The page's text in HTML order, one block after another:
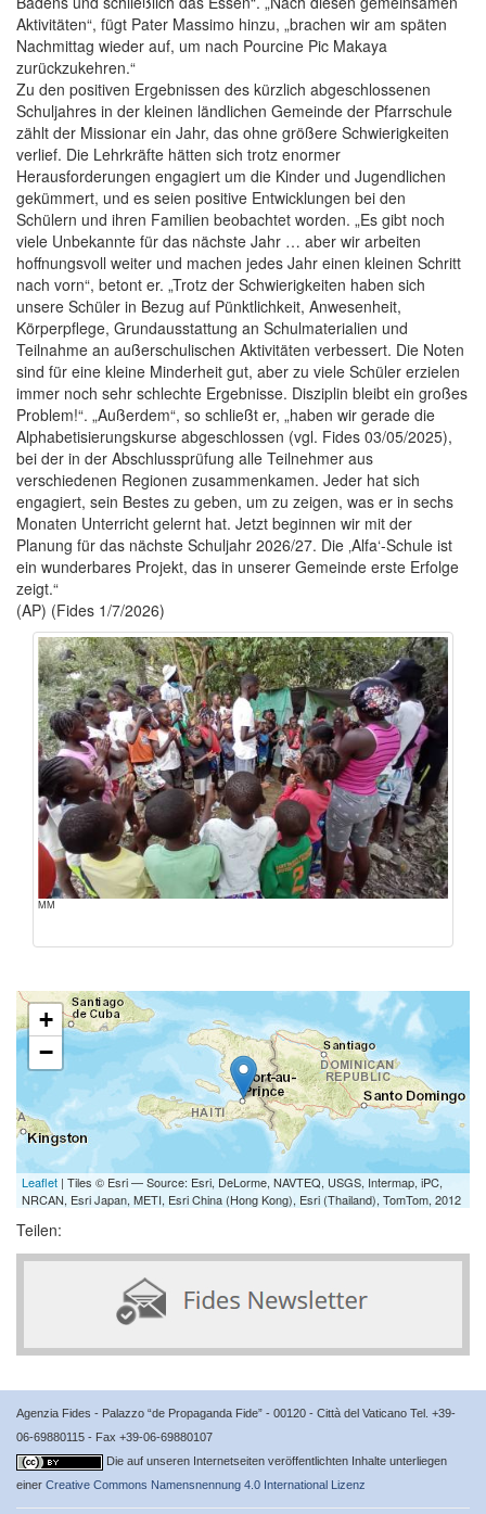
Aktivitäten“, fügt Pater Massimo hinzu, „brachen wir am späten
Nachmittag wieder auf, um nach Pourcine Pic Makaya
zurückzukehren.“
Zu den positiven Ergebnissen des kürzlich abgeschlossenen
Schuljahres in der kleinen ländlichen Gemeinde der Pfarrschule
zählt der Missionar ein Jahr, das ohne größere Schwierigkeiten
verlief. Die Lehrkräfte hätten sich trotz enormer
Herausforderungen engagiert um die Kinder und Jugendlichen
gekümmert, und es seien positive Entwicklungen bei den
Schülern und ihren Familien beobachtet worden. „Es gibt noch
viele Unbekannte für das nächste Jahr … aber wir arbeiten
hoffnungsvoll weiter und machen jedes Jahr einen kleinen Schritt
nach vorn“, betont er. „Trotz der Schwierigkeiten haben sich
unsere Schüler in Bezug auf Pünktlichkeit, Anwesenheit,
Körperpflege, Grundausstattung an Schulmaterialien und
Teilnahme an außerschulischen Aktivitäten verbessert. Die Noten
sind für eine kleine Minderheit gut, aber zu viele Schüler erzielen
immer noch sehr schlechte Ergebnisse. Disziplin bleibt ein großes
Problem!“. „Außerdem“, so schließt er, „haben wir gerade die
Alphabetisierungskurse abgeschlossen (vgl. Fides 03/05/2025),
bei der in der Abschlussprüfung alle Teilnehmer aus
verschiedenen Regionen zusammenkamen. Jeder hat sich
engagiert, sein Bestes zu geben, um zu zeigen, was er in sechs
Monaten Unterricht gelernt hat. Jetzt beginnen wir mit der
Planung für das nächste Schuljahr 2026/27. Die ‚Alfa‘-Schule ist
ein wunderbares Projekt, das in unserer Gemeinde erste Erfolge
zeigt.“
(AP) (Fides 1/7/2026)
MM
+
−
Leaflet | Tiles © Esri — Source: Esri, DeLorme, NAVTEQ, USGS, Intermap, iPC,
NRCAN, Esri Japan, METI, Esri China (Hong Kong), Esri (Thailand), TomTom, 2012
Teilen:
Agenzia Fides - Palazzo “de Propaganda Fide” - 00120 - Città del Vaticano Tel. +39-
06-69880115 - Fax +39-06-69880107
Die auf unseren Internetseiten veröffentlichten Inhalte unterliegen
einer Creative Commons Namensnennung 4.0 International Lizenz